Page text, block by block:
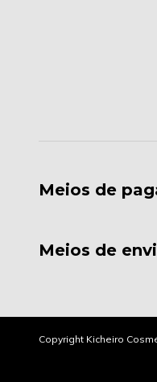
Meios de
Meios de
Copyright Kicheiro